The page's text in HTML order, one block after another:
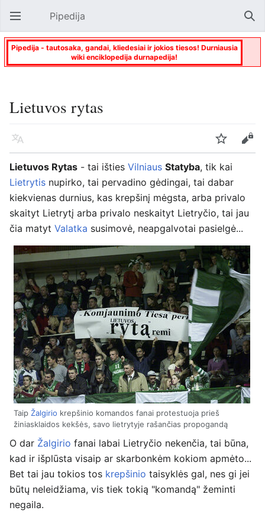
Atverti pagrindinį meniu Pipedija
Pipedija - tautosaka, gandai, kliedesiai ir jokios tiesos! Durniausia
wiki enciklopedija durnapedija!
Lietuvos rytas
Kalba Stebėti
Keisti
Lietuvos Rytas - tai išties Vilniaus Statyba, tik kai
Lietrytis nupirko, tai pervadino gėdingai, tai dabar
kiekvienas durnius, kas krepšinį mėgsta, arba privalo
skaityt Lietrytį arba privalo neskaityt Lietryčio, tai jau
čia matyt Valatka susimovė, neapgalvotai pasielgė...
Taip Žalgirio krepšinio komandos fanai protestuoja prieš
žiniasklaidos kekšės, savo lietrytyje rašančias propogandą
O dar Žalgirio fanai labai Lietryčio nekenčia, tai būna,
kad ir išplūsta visaip ar skarbonkėm kokiom apmėto...
Bet tai jau tokios tos krepšinio taisyklės gal, nes gi jei
būtų neleidžiama, vis tiek tokią "komandą" žeminti
negaila.